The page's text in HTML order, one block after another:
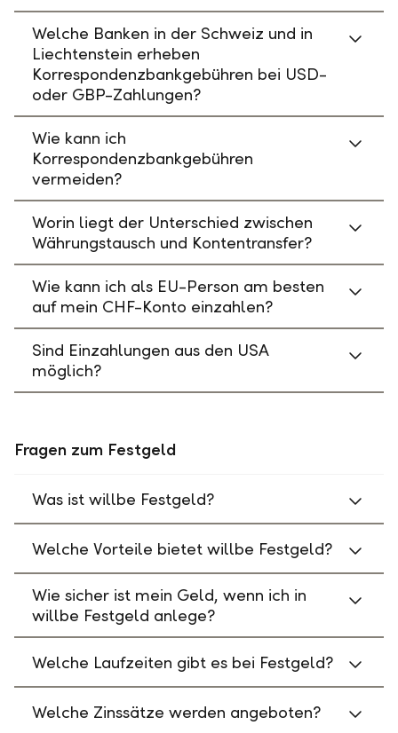
Welche Banken in der Schweiz und in
Liechtenstein erheben
Korrespondenzbankgebühren bei USD-
oder GBP-Zahlungen?
Wie kann ich
Korrespondenzbankgebühren
vermeiden?
Worin liegt der Unterschied zwischen
Währungstausch und Kontentransfer?
Wie kann ich als EU-Person am besten
auf mein CHF-Konto einzahlen?
Sind Einzahlungen aus den USA
möglich?
Fragen zum Festgeld
Was ist willbe Festgeld?
Welche Vorteile bietet willbe Festgeld?
Wie sicher ist mein Geld, wenn ich in
willbe Festgeld anlege?
Welche Laufzeiten gibt es bei Festgeld?
Welche Zinssätze werden angeboten?